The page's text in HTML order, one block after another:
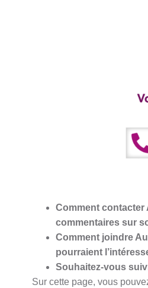
Comment contacter
commentaires sur
Comment joindre
pourraient
Souhaitez-vous
Sur cette page, vous